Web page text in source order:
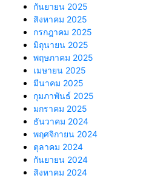
กันยายน 2025
สิงหาคม 2025
กรกฎาคม 2025
มิถุนายน 2025
พฤษภาคม 2025
เมษายน 2025
มีนาคม 2025
กุมภาพันธ์ 2025
มกราคม 2025
ธันวาคม 2024
พฤศจิกายน 2024
ตุลาคม 2024
กันยายน 2024
สิงหาคม 2024